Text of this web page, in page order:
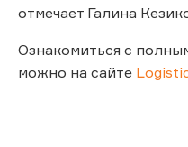
отмечает Галина
Ознакомиться с
можно на сайте